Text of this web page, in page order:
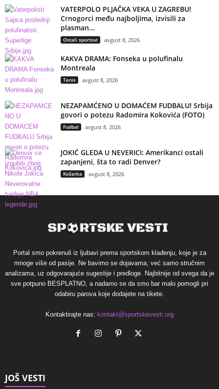
VATERPOLO PLJAČKA VEKA U ZAGREBU!
Crnogorci među najboljima, izvisili za
plasman...
Ostali sportovi avgust 8, 2026
KAKVA DRAMA: Fonseka u polufinalu
Montreala
Tenis avgust 8, 2026
NEZAPAMĆENO U DOMAĆEM FUDBALU! Srbija
govori o potezu Radomira Kokovića (FOTO)
Fudbal avgust 8, 2026
JOKIĆ GLEDA U NEVERICI: Amerikanci ostali
zapanjeni, šta to radi Denver?
Košarka avgust 8, 2026
Portal smo pokrenuli iz ljubavi prema sportskom klađenju, koje je za
mnoge više od pasije. Ne bavimo se dojavama, već samo stručnim
analizama, uz odgovarajuće sugestije i predloge. Najbitnije od svega da je
sve potpuno BESPLATNO, a nadamo se da smo bar malo pomogli pri
odabiru parova koje dodajete na tikete.
Kontaktirajte nas: kontakt@sportskevesti.org
JOŠ VESTI